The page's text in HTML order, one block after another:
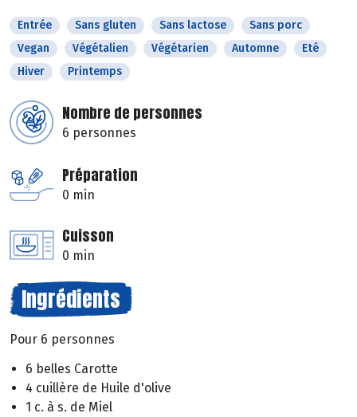
Entrée Sans gluten Sans lactose
Sans porc
Vegan
Végétalien Végétarien Automne
Eté
Hiver
Printemps
Nombre de personnes
6 personnes
Préparation
0 min
Cuisson
0 min
Ingrédients
Pour 6 personnes
6 belles Carotte
4 cuillère de Huile d'olive
1 c. à s. de Miel